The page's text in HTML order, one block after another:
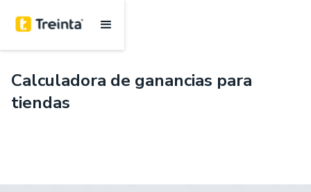
Calculadora de ganancias para
tiendas